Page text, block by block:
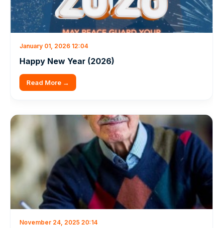
January 01, 2026 12:04
Happy New Year (2026)
Read More →
November 24, 2025 20:14